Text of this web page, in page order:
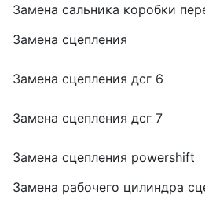
Замена сальника коробки
Замена сцепления
Замена сцепления дсг 6
Замена сцепления дсг 7
Замена сцепления powershift
Замена рабочего цилиндра